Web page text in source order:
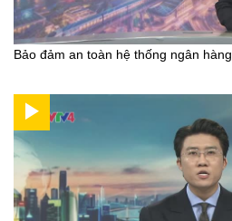
Bảo đảm an toàn hệ thống ngân hàng